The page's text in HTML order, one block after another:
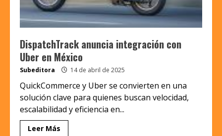
DispatchTrack anuncia integración con
Uber en México
Subeditora 14 de abril de 2025
QuickCommerce y Uber se convierten en una
solución clave para quienes buscan velocidad,
escalabilidad y eficiencia en...
Leer Más